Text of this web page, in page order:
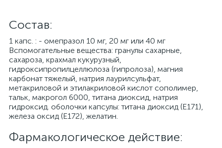
Cостав:
1 капс. : - омепразол 10 мг, 20 мг или 40 мг
Вспомогательные вещества: гранулы сахарные,
сахароза, крахмал кукурузный,
гидроксипропилцеллюлоза (гипролоза), магния
карбонат тяжелый, натрия лаурилсульфат,
метакриловой и этилакриловой кислот сополимер,
тальк, макрогол 6000, титана диоксид, натрия
гидроксид. оболочки капсулы: титана диоксид (Е171),
железа оксид (Е172), желатин.
Фармакологическое действие: